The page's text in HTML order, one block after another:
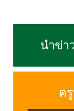
นำข่า
ค